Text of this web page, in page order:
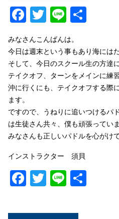
サイズ
カターアタマ
状態
ややハード
Facebook
Twitter
Line
みなさんこんばんは。
今日は週末という事もあり海には
そして、今日のスクール生の方達
テイクオフ、ターンをメインに練
沖に行くにも、テイクオフする際
ます。
ですので、うねりに追いつけるパ
は生徒さん共々、僕も頑張ってい
みなさんも正しいパドルを心がけ
インストラクター 須貝
Facebook
Twitter
Line